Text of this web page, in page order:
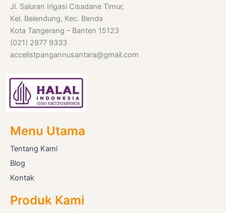
Jl. Saluran Irigasi Cisadane Timur,
Kel. Belendung, Kec. Benda
Kota Tangerang – Banten 15123
(021) 2977 9333
accelistpangannusantara@gmail.com
Menu Utama
Tentang Kami
Blog
Kontak
Produk Kami